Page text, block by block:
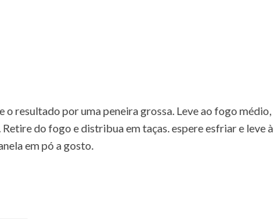
resultado por uma peneira grossa. Leve ao fogo médio,
do fogo e distribua em taças. espere esfriar e leve à
em pó a gosto.